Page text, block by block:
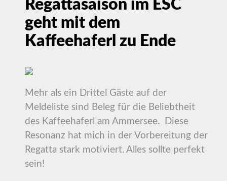
Regattasaison im ESC
geht mit dem
Kaffeehaferl zu Ende
Mehr als ein Drittel Gäste auf der
Meldeliste sind Beleg für die Beliebtheit
des Kaffeehaferl am Ammersee. Diese
Resonanz hat mich in der Vorbereitung der
Regatta stark motiviert. Alles sollte perfekt
sein!